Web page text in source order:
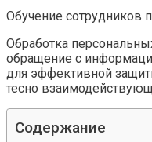
Обучение сотрудников
Обработка
обращение с
для эффективной
тесно
Содержание